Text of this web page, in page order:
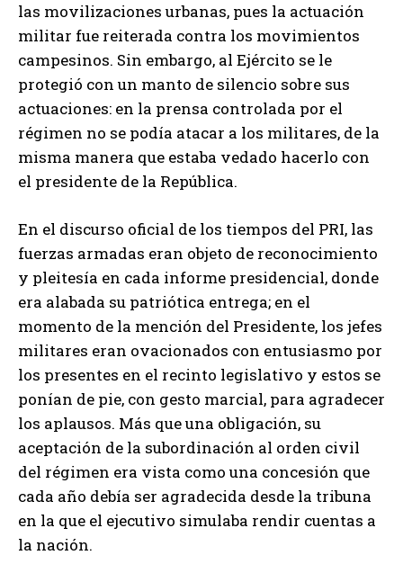
las movilizaciones urbanas, pues la actuación
militar fue reiterada contra los movimientos
campesinos. Sin embargo, al Ejército se le
protegió con un manto de silencio sobre sus
actuaciones: en la prensa controlada por el
régimen no se podía atacar a los militares, de la
misma manera que estaba vedado hacerlo con
el presidente de la República.
En el discurso oficial de los tiempos del PRI, las
fuerzas armadas eran objeto de reconocimiento
y pleitesía en cada informe presidencial, donde
era alabada su patriótica entrega; en el
momento de la mención del Presidente, los jefes
militares eran ovacionados con entusiasmo por
los presentes en el recinto legislativo y estos se
ponían de pie, con gesto marcial, para agradecer
los aplausos. Más que una obligación, su
aceptación de la subordinación al orden civil
del régimen era vista como una concesión que
cada año debía ser agradecida desde la tribuna
en la que el ejecutivo simulaba rendir cuentas a
la nación.